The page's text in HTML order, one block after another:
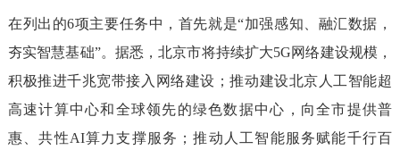
在列出的6项主要任务中，首先就是“加强感知、融汇数据，
夯实智慧基础”。据悉，北京市将持续扩大5G网络建设规模，
积极推进千兆宽带接入网络建设；推动建设北京人工智能超
高速计算中心和全球领先的绿色数据中心，向全市提供普
惠、共性AI算力支撑服务；推动人工智能服务赋能千行百